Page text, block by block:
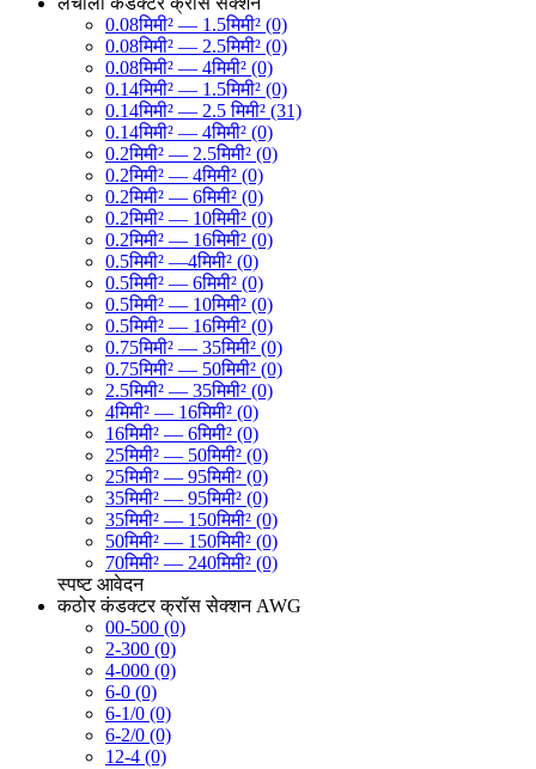
0.08मिमी² — 1.5मिमी² (0)
0.08मिमी² — 2.5मिमी² (0)
0.08मिमी² — 4मिमी² (0)
0.14मिमी² — 1.5मिमी² (0)
0.14मिमी² — 2.5 मिमी² (31)
0.14मिमी² — 4मिमी² (0)
0.2मिमी² — 2.5मिमी² (0)
0.2मिमी² — 4मिमी² (0)
0.2मिमी² — 6मिमी² (0)
0.2मिमी² — 10मिमी² (0)
0.2मिमी² — 16मिमी² (0)
0.5मिमी² —4मिमी² (0)
0.5मिमी² — 6मिमी² (0)
0.5मिमी² — 10मिमी² (0)
0.5मिमी² — 16मिमी² (0)
0.75मिमी² — 35मिमी² (0)
0.75मिमी² — 50मिमी² (0)
2.5मिमी² — 35मिमी² (0)
4मिमी² — 16मिमी² (0)
16मिमी² — 6मिमी² (0)
25मिमी² — 50मिमी² (0)
25मिमी² — 95मिमी² (0)
35मिमी² — 95मिमी² (0)
35मिमी² — 150मिमी² (0)
50मिमी² — 150मिमी² (0)
70मिमी² — 240मिमी² (0)
स्पष्ट आवेदन
कठोर कंडक्टर क्रॉस सेक्शन AWG
00-500 (0)
2-300 (0)
4-000 (0)
6-0 (0)
6-1/0 (0)
6-2/0 (0)
12-4 (0)